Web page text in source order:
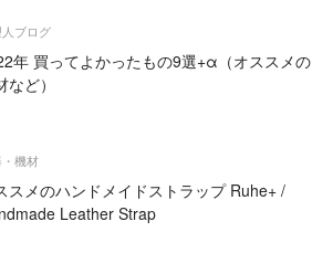
ブログ
年 買ってよかったもの9選+α（オススメの
など）
機材
スメのハンドメイドストラップ Ruhe+ /
Leather Strap